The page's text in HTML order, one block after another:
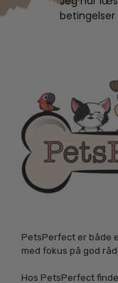
PetsPerfect er både
med fokus på god
Hos PetsPerfect